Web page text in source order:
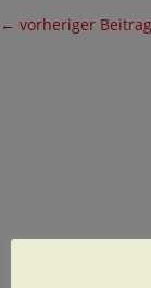
← vorheriger Beitrag